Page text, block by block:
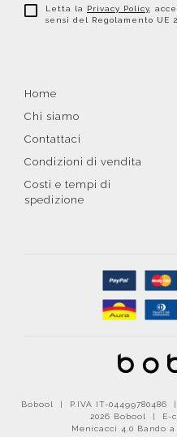
Letta la Privacy Policy ,
sensi del Regolamento UE
Home
Chi siamo
Contattaci
Condizioni di vendita
Costi e tempi di
spedizione
Bobool | P.IVA IT-
2026 Bobool |
E-
Menicacci 4.0 Bando